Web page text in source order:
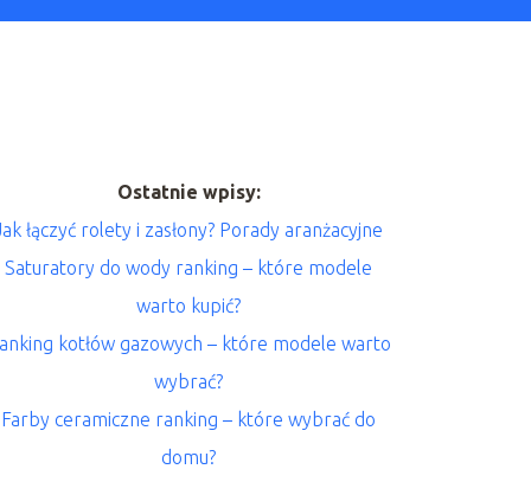
Ostatnie wpisy:
łączyć rolety i zasłony? Porady aranżacyjne
Saturatory do wody ranking – które modele
warto kupić?
kotłów gazowych – które modele warto
wybrać?
Farby ceramiczne ranking – które wybrać do
domu?